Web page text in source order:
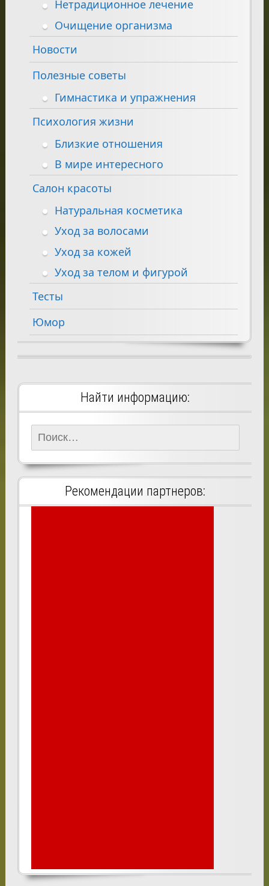
Нетрадиционное лечение
Очищение организма
Новости
Полезные советы
Гимнастика и упражнения
Психология жизни
Близкие отношения
В мире интересного
Салон красоты
Натуральная косметика
Уход за волосами
Уход за кожей
Уход за телом и фигурой
Тесты
Юмор
Найти информацию:
Найти:
Рекомендации партнеров: